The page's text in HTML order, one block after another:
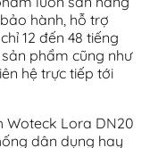
hành, hỗ trợ
12 đến 48 tiếng
phẩm cũng như
hệ trực tiếp tới
Woteck Lora DN20
dân dụng hay